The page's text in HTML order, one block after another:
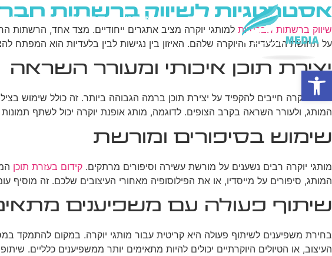
פתח סרגל נגישות
בית מי אנחנו פרסום בגוגל
אסטרטגיות לשיווק ברשתות
שיווק ברשתות חברתיות למותגי יוקרה מציב אתגרים ייחודיים. מצד אחד, הרשתות
על תחושת הבלעדיות והיוקרה שלהם. האיזון בין נגישות לבין בלעדיות הוא
יצירת תוכן איכותי ומעורר השראה
מותגי יוקרה חייבים להקפיד על יצירת תוכן ברמה הגבוהה ביותר. זה כולל שימוש
המותג, ולעורר השראה בקרב הצופים. לדוגמה, מותג אופנת יוקרה יכול לשתף
שימוש בסיפורים ומורשת
מותגי יוקרה רבים נשענים על מורשת עשירה וסיפורים מרתקים. קידום בעזרת תוכן
המותג, סיפורים על מייסדיו, או את הפילוסופיה מאחורי העיצובים שלכם. זה
שיתוף פעולה עם משפיענים
בחירת משפיענים לשיתוף פעולה היא קריטית עבור מותגי יוקרה. במקום
העיצוב, או הטיולים היוקרתיים יכולים להיות מתאימים יותר ממשפיענים כלליים.